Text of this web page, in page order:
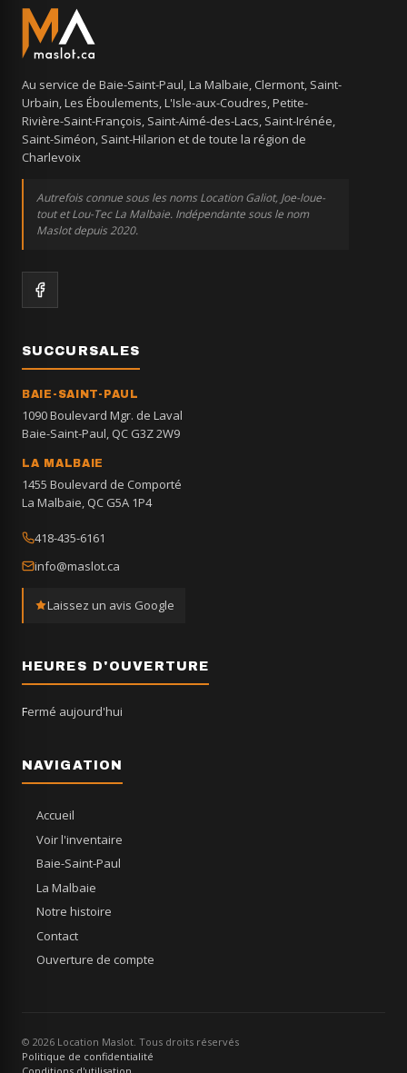
Au service de Baie-Saint-Paul, La Malbaie, Clermont, Saint-
Urbain, Les Éboulements, L'Isle-aux-Coudres, Petite-
Rivière-Saint-François, Saint-Aimé-des-Lacs, Saint-Irénée,
Saint-Siméon, Saint-Hilarion et de toute la région de
Charlevoix
Autrefois connue sous les noms Location Galiot, Joe-loue-
tout et Lou-Tec La Malbaie. Indépendante sous le nom
Maslot depuis 2020.
SUCCURSALES
BAIE-SAINT-PAUL
1090 Boulevard Mgr. de Laval
Baie-Saint-Paul, QC G3Z 2W9
LA MALBAIE
1455 Boulevard de Comporté
La Malbaie, QC G5A 1P4
418-435-6161
info@maslot.ca
Laissez un avis Google
HEURES D'OUVERTURE
Fermé aujourd'hui
NAVIGATION
Accueil
Voir l'inventaire
Baie-Saint-Paul
La Malbaie
Notre histoire
Contact
Ouverture de compte
© 2026 Location Maslot. Tous droits réservés
Politique de confidentialité